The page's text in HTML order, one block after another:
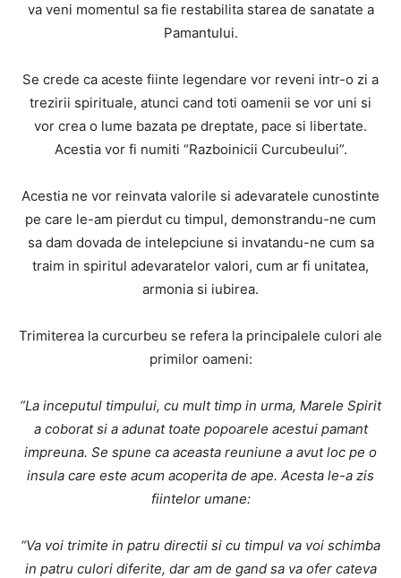
va veni momentul sa fie restabilita starea de sanatate a
Pamantului.
Se crede ca aceste fiinte legendare vor reveni intr-o zi a
trezirii spirituale, atunci cand toti oamenii se vor uni si
vor crea o lume bazata pe dreptate, pace si libertate.
Acestia vor fi numiti “Razboinicii Curcubeului”.
Acestia ne vor reinvata valorile si adevaratele cunostinte
pe care le-am pierdut cu timpul, demonstrandu-ne cum
sa dam dovada de intelepciune si invatandu-ne cum sa
traim in spiritul adevaratelor valori, cum ar fi unitatea,
armonia si iubirea.
Trimiterea la curcurbeu se refera la principalele culori ale
primilor oameni:
“La inceputul timpului, cu mult timp in urma, Marele Spirit
a coborat si a adunat toate popoarele acestui pamant
impreuna. Se spune ca aceasta reuniune a avut loc pe o
insula care este acum acoperita de ape. Acesta le-a zis
fiintelor umane:
“Va voi trimite in patru directii si cu timpul va voi schimba
in patru culori diferite, dar am de gand sa va ofer cateva